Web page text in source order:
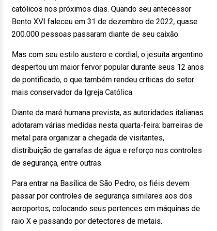
católicos nos próximos dias. Quando seu antecessor
Bento XVI faleceu em 31 de dezembro de 2022, quase
200.000 pessoas passaram diante de seu caixão.
Mas com seu estilo austero e cordial, o jesuíta argentino
despertou um maior fervor popular durante seus 12 anos
de pontificado, o que também rendeu críticas do setor
mais conservador da Igreja Católica.
Diante da maré humana prevista, as autoridades italianas
adotaram várias medidas nesta quarta-feira: barreiras de
metal para organizar a chegada de visitantes,
distribuição de garrafas de água e reforço nos controles
de segurança, entre outras.
Para entrar na Basílica de São Pedro, os fiéis devem
passar por controles de segurança similares aos dos
aeroportos, colocando seus pertences em máquinas de
raio X e passando por detectores de metais.